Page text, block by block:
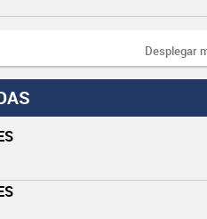
Desplegar